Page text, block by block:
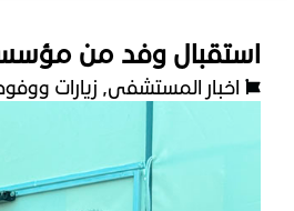
استقبال وفد من مؤسسة
اخبار المستشفى زيارات